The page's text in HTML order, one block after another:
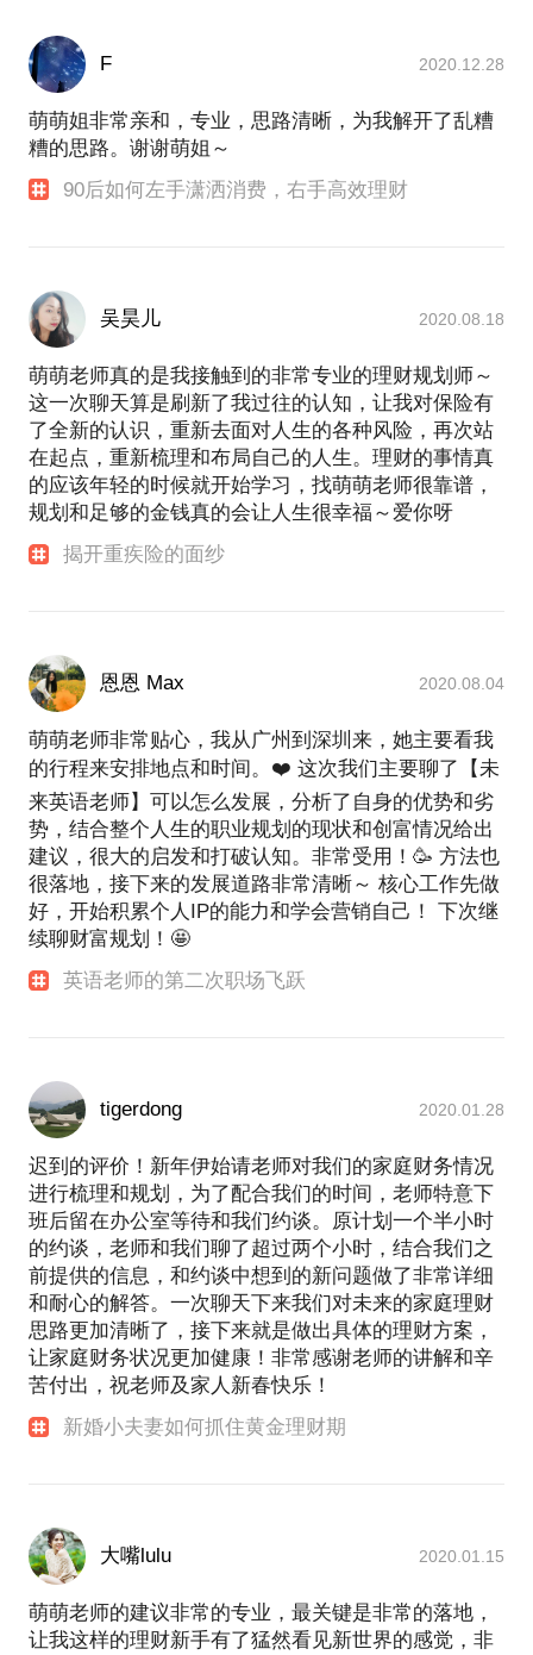
F 2020.12.28
萌萌姐非常亲和，专业，思路清晰，为我解开了乱糟
糟的思路。谢谢萌姐～
90后如何左手潇洒消费，右手高效理财
吴昊儿 2020.08.18
萌萌老师真的是我接触到的非常专业的理财规划师～
这一次聊天算是刷新了我过往的认知，让我对保险有
了全新的认识，重新去面对人生的各种风险，再次站
在起点，重新梳理和布局自己的人生。理财的事情真
的应该年轻的时候就开始学习，找萌萌老师很靠谱，
规划和足够的金钱真的会让人生很幸福～爱你呀
揭开重疾险的面纱
恩恩 Max 2020.08.04
萌萌老师非常贴心，我从广州到深圳来，她主要看我
的行程来安排地点和时间。❤️ 这次我们主要聊了【未
来英语老师】可以怎么发展，分析了自身的优势和劣
势，结合整个人生的职业规划的现状和创富情况给出
建议，很大的启发和打破认知。非常受用！🥳 方法也
很落地，接下来的发展道路非常清晰～ 核心工作先做
好，开始积累个人IP的能力和学会营销自己！ 下次继
续聊财富规划！🤩
英语老师的第二次职场飞跃
tigerdong 2020.01.28
迟到的评价！新年伊始请老师对我们的家庭财务情况
进行梳理和规划，为了配合我们的时间，老师特意下
班后留在办公室等待和我们约谈。原计划一个半小时
的约谈，老师和我们聊了超过两个小时，结合我们之
前提供的信息，和约谈中想到的新问题做了非常详细
和耐心的解答。一次聊天下来我们对未来的家庭理财
思路更加清晰了，接下来就是做出具体的理财方案，
让家庭财务状况更加健康！非常感谢老师的讲解和辛
苦付出，祝老师及家人新春快乐！
新婚小夫妻如何抓住黄金理财期
大嘴lulu 2020.01.15
萌萌老师的建议非常的专业，最关键是非常的落地，
让我这样的理财新手有了猛然看见新世界的感觉，非